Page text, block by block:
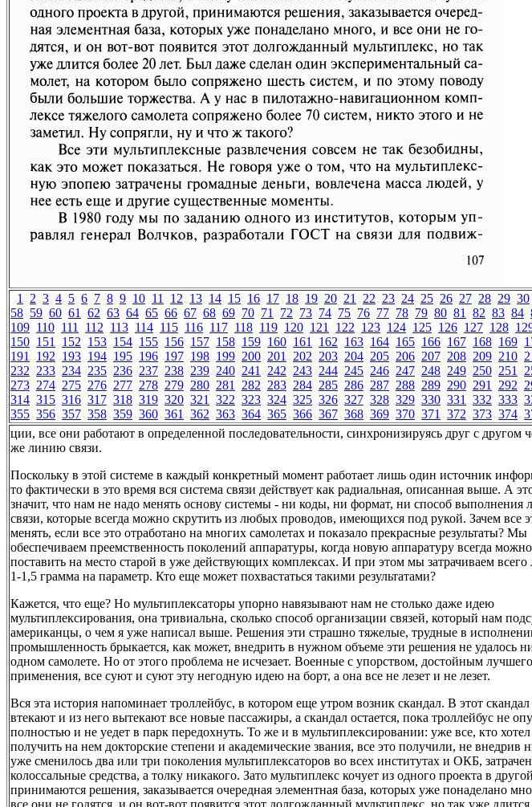
1 2 3 4 5 6 7 8 9 10 11 12 13 14 15 16 17 18 19 20 21 22 23 24 25 26 27 28 29 30
58 59 60 61 62 63 64 65 66 67 68 69 70 71 72 73 74 75 76 77 78 79 80 81 82 83 84
109 110 111 112 113 114 115 116 117 118 119 120 121 122 123 124 125 126 127 128
150 151 152 153 154 155 156 157 158 159 160 161 162 163 164 165 166 167 168 169
191 192 193 194 195 196 197 198 199 200 201 202 203 204 205 206 207 208 209 210
232 233 234 235 236 237 238 239 240 241 242 243 244 245 246 247 248 249 250 251
273 274 275 276 277 278 279 280 281 282 283 284 285 286 287 288 289 290 291 292
314 315 316 317 318 319 320 321 322 323 324 325 326 327 328 329 330 331 332 333
355 356 357 358 359 360 361 362 363 364 365 366 367 368 369 370 371 372 373 374
ции, все они работают в определенной последовательности, синхронизируясь друг с другом
же линию связи.
Поскольку в этой системе в каждый конкретный момент работает лишь один источник
то фактически в это время вся система связи действует как радиальная, описанная выше. А
значит, что нам не надо менять основу системы - ни коды, ни формат, ни способ выполнения
связи, которые всегда можно скрутить из любых проводов, имеющихся под рукой. Зачем все
менять, если все это отработано на многих самолетах и показало прекрасные результаты? Мы
обеспечиваем преемственность поколений аппаратуры, когда новую аппаратуру всегда можно
поставить на место старой в уже действующих комплексах. И при этом мы затрачиваем
1-1,5 грамма на параметр. Кто еще может похвастаться такими результатами?
Кажется, что еще? Но мультиплексаторы упорно навязывают нам не столько даже идею
мультиплексирования, она тривиальна, сколько способ организации связей, который нам
американцы, о чем я уже написал выше. Решения эти страшно тяжелые, трудные в
промышленность брыкается, как может, внедрить в нужном объеме эти решения не удалось
одном самолете. Но от этого проблема не исчезает. Военные с упорством, достойным лучшего
применения, все суют и суют эту негодную идею на борт, а она все не лезет и не лезет.
Вся эта история напоминает троллейбус, в котором еще утром возник скандал. В этот скандал
втекают и из него вытекают все новые пассажиры, а скандал остается, пока троллейбус не
полностью и не уедет в парк передохнуть. То же и в мультиплексировании: уже все, кто хотел
получить на нем докторские степени и академические звания, все это получили, не внедрив
уже сменилось два или три поколения мультиплексаторов во всех институтах и ОКБ,
колоссальные средства, а толку никакого. Зато мультиплекс кочует из одного проекта в
принимаются решения, заказывается очередная элементная база, которых уже понаделано